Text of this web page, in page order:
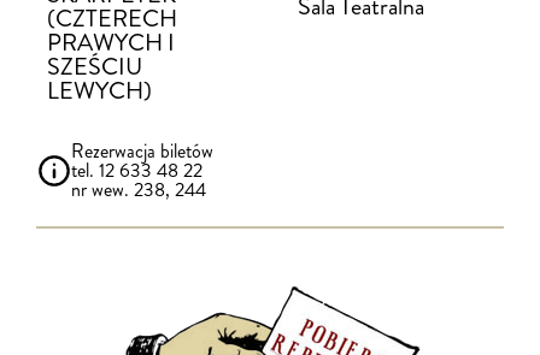
(CZTERECH
PRAWYCH I
SZEŚCIU
LEWYCH)
Rezerwacja biletów
tel. 12 633 48 22
nr wew. 238, 244